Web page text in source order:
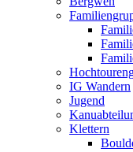
IG Wandern
Jugend
Klettern